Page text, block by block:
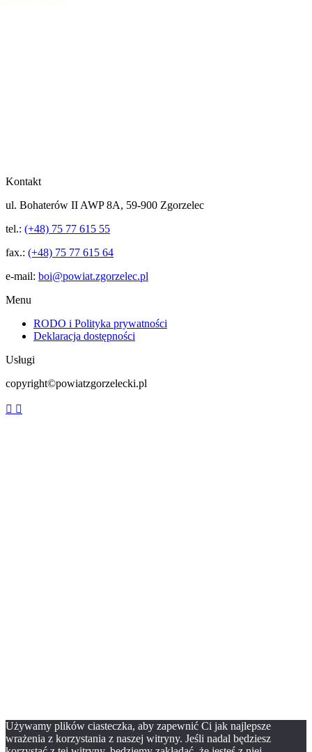
Kontakt
ul. Bohaterów II AWP 8A, 59-900 Zgorzelec
tel.: (+48) 75 77 615 55
fax.: (+48) 75 77 615 64
e-mail: boi@powiat.zgorzelec.pl
Menu
RODO i Polityka prywatności
Deklaracja dostępności
Usługi
copyright©powiatzgorzelecki.pl
RSS
Używamy plików ciasteczka, aby zapewnić Ci jak najlepsze
wrażenia z korzystania z naszej witryny. Jeśli nadal będziesz